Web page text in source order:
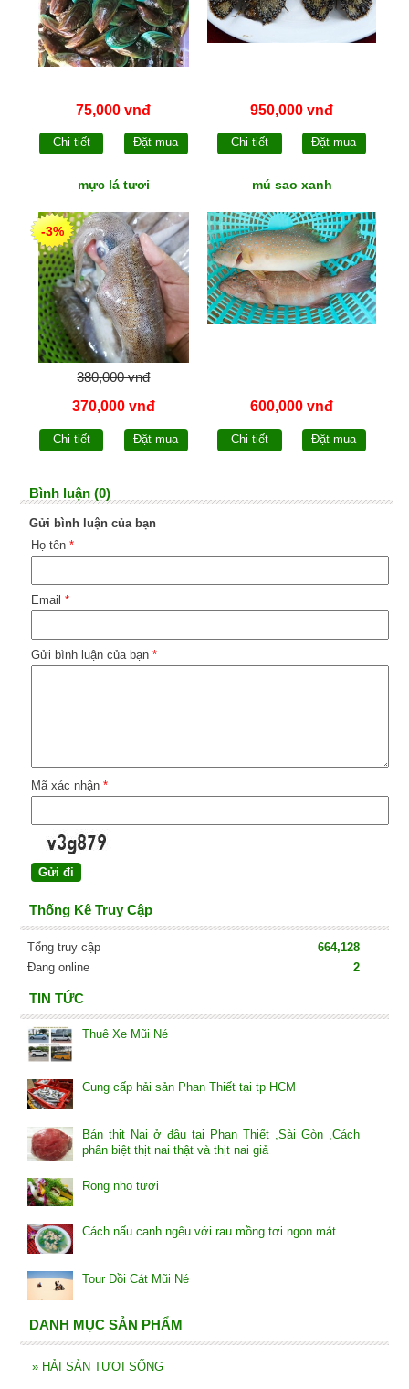
75,000 vnđ
Chi tiết Đặt mua
950,000 vnđ
Chi tiết Đặt mua
mực lá tươi
-3%
380,000 vnđ
370,000 vnđ
Chi tiết Đặt mua
mú sao xanh
600,000 vnđ
Chi tiết Đặt mua
Bình luận (0)
Gửi bình luận của bạn
Họ tên *
Email *
Gửi bình luận của bạn *
Mã xác nhận *
Thống Kê Truy Cập
Tổng truy cập
664,128
Đang online
2
TIN TỨC
Thuê Xe Mũi Né
Cung cấp hải sản Phan Thiết tại tp HCM
Bán thịt Nai ở đâu tại Phan Thiết ,Sài Gòn ,Cách
phân biệt thịt nai thật và thịt nai giả
Rong nho tươi
Cách nấu canh ngêu với rau mồng tơi ngon mát
Tour Đồi Cát Mũi Né
DANH MỤC SẢN PHẨM
» HẢI SẢN TƯƠI SỐNG